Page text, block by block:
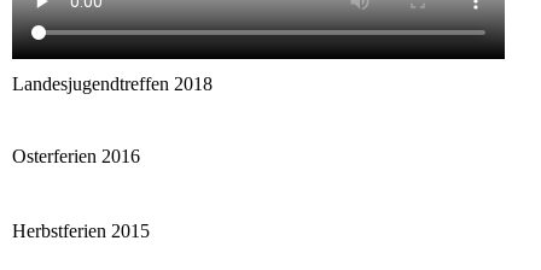
Landesjugendtreffen 2018
Osterferien 2016
Herbstferien 2015